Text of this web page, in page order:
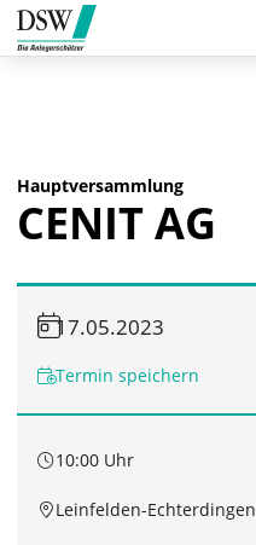
Direkt
zum
Inhalt
Direkt
zum
Hauptmenu
Direkt
zur
Suche
Direkt
zum
Footer
Hauptversammlung
CENIT AG
17.05.2023
Termin speichern
10:00 Uhr
Leinfelden-Echterdingen